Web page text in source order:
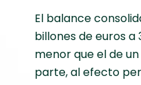
El balance
billones de euros a
menor que el de
parte, al efecto